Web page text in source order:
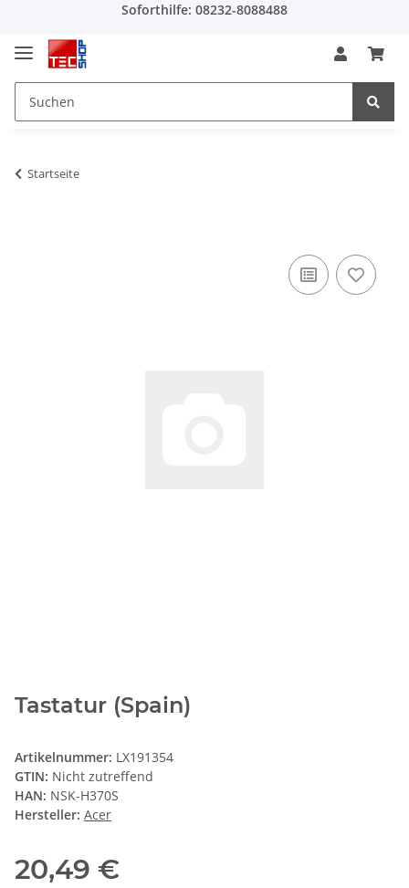
Soforthilfe: 08232-8088488
Startseite
Tastatur (Spain)
Artikelnummer: LX191354
GTIN: Nicht zutreffend
HAN: NSK-H370S
Hersteller: Acer
20,49 €